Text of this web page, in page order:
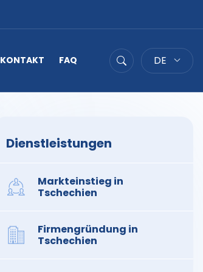
KONTAKT FAQ
Suche
DE
Dienstleistungen
Markteinstieg in
Tschechien
Firmengründung in
Tschechien